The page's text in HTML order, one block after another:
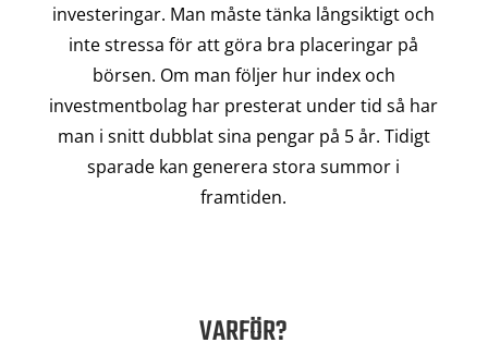
investeringar. Man måste tänka långsiktigt och
inte stressa för att göra bra placeringar på
börsen. Om man följer hur index och
investmentbolag har presterat under tid så har
man i snitt dubblat sina pengar på 5 år. Tidigt
sparade kan generera stora summor i
framtiden.
VARFÖR?